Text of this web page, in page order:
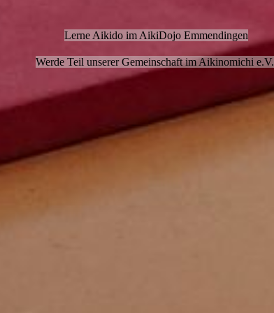
Lerne Aikido im AikiDojo Emmendingen
Werde Teil unserer Gemeinschaft im Aikinomichi e.V.